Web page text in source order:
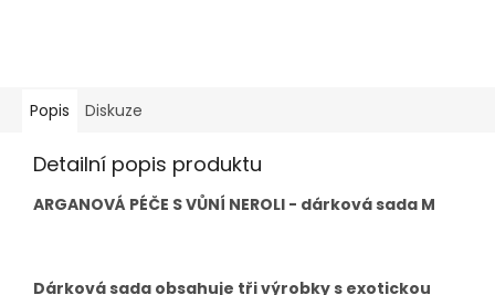
Popis Diskuze
Detailní popis produktu
ARGANOVÁ PÉČE S VŮNÍ NEROLI - dárková sada M
Dárková sada obsahuje tři výrobky s exotickou